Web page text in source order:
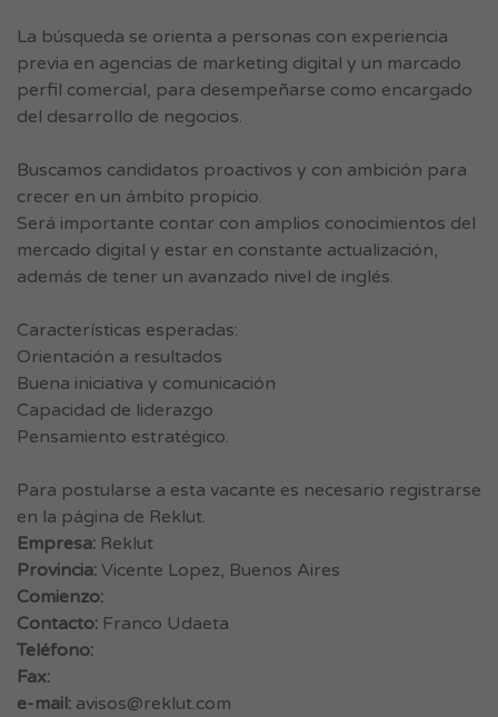
La búsqueda se orienta a personas con experiencia
previa en agencias de marketing digital y un marcado
perfil comercial, para desempeñarse como encargado
del desarrollo de negocios.
Buscamos candidatos proactivos y con ambición para
crecer en un ámbito propicio.
Será importante contar con amplios conocimientos del
mercado digital y estar en constante actualización,
además de tener un avanzado nivel de inglés.
Características esperadas:
Orientación a resultados
Buena iniciativa y comunicación
Capacidad de liderazgo
Pensamiento estratégico.
Para postularse a esta vacante es necesario registrarse
en la página de Reklut.
Empresa: Reklut
Provincia: Vicente Lopez, Buenos Aires
Comienzo:
Contacto: Franco Udaeta
Teléfono:
Fax:
e-mail: avisos@reklut.com